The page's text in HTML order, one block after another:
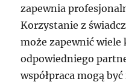
zapewnia
Korzystanie z
może zapewnić wiele
odpowiedniego
współpraca mogą